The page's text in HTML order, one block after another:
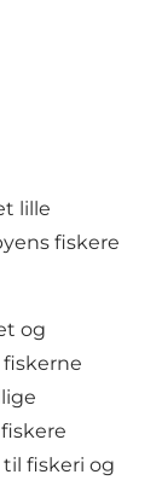
lille
fiskere
og
fiskeri og